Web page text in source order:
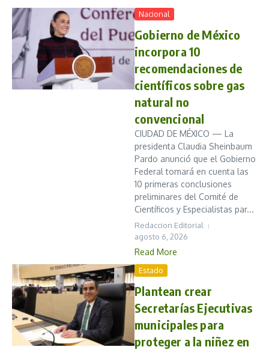
Nacional
Gobierno de México
incorpora 10
recomendaciones de
científicos sobre gas
natural no
convencional
CIUDAD DE MÉXICO — La
presidenta Claudia Sheinbaum
Pardo anunció que el Gobierno
Federal tomará en cuenta las
10 primeras conclusiones
preliminares del Comité de
Científicos y Especialistas par...
Redaccion Editorial
agosto 6, 2026
Read More
Estado
Plantean crear
Secretarías Ejecutivas
municipales para
proteger a la niñez en